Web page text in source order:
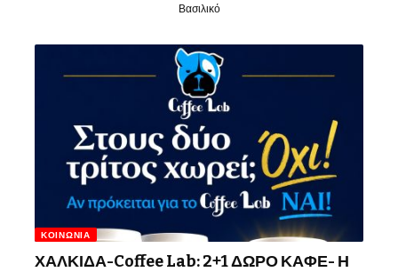
Βασιλικό
ΚΟΙΝΩΝΊΑ
ΧΑΛΚΙΔΑ-Coffee Lab: 2+1 ΔΩΡΟ ΚΑΦΕ- Η